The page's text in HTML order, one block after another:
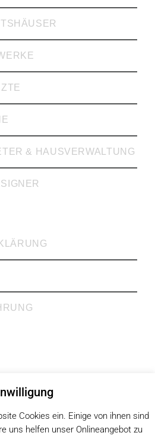
& HAUSVERWALTUNG
Gehrke GbR
| Inkasso
Cookies ein. Einige von ihnen sind
uns helfen unser Onlineangebot zu